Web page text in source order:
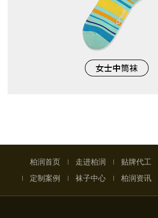
柏润首页 走进柏润 贴牌代工
定制案例
袜子中心 柏润资讯